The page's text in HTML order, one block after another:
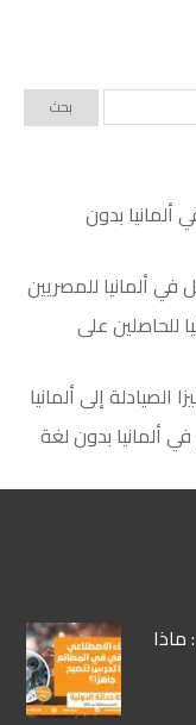
ألمانيا بدون
في ألمانيا للمصريين
للحاصلين على
الصيادلة إلى ألمانيا
ألمانيا بدون لغة